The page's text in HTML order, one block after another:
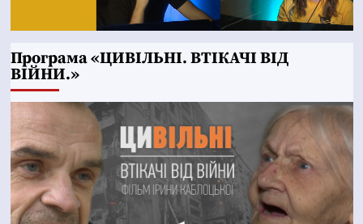
Програма «ЦИВІЛЬНІ. ВТІКАЧІ ВІД
ВІЙНИ.»